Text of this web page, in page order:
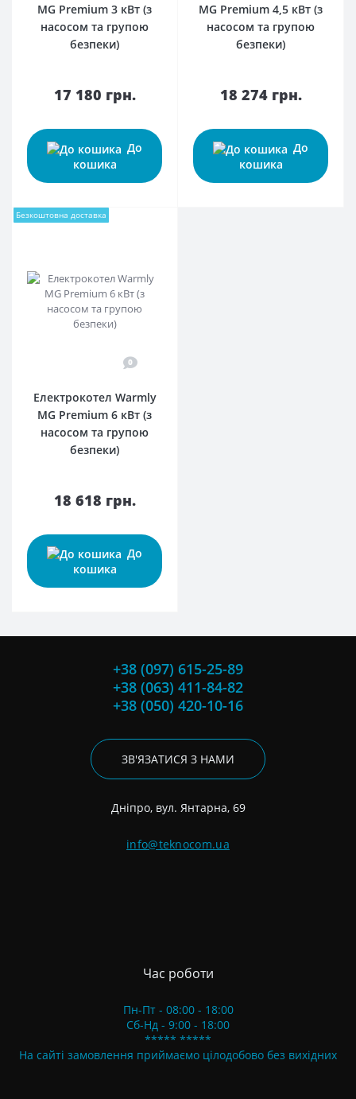
MG Premium 3 кВт (з
насосом та групою
безпеки)
17 180 грн.
До
кошика
MG Premium 4,5 кВт (з
насосом та групою
безпеки)
18 274 грн.
До
кошика
Безкоштовна доставка
0
Електрокотел Warmly
MG Premium 6 кВт (з
насосом та групою
безпеки)
18 618 грн.
До
кошика
+38 (097) 615-25-89
+38 (063) 411-84-82
+38 (050) 420-10-16
ЗВ'ЯЗАТИСЯ З НАМИ
Дніпро, вул. Янтарна, 69
info@teknocom.ua
Час роботи
Пн-Пт - 08:00 - 18:00
Сб-Нд - 9:00 - 18:00
***** *****
На сайті замовлення приймаємо цілодобово без вихідних